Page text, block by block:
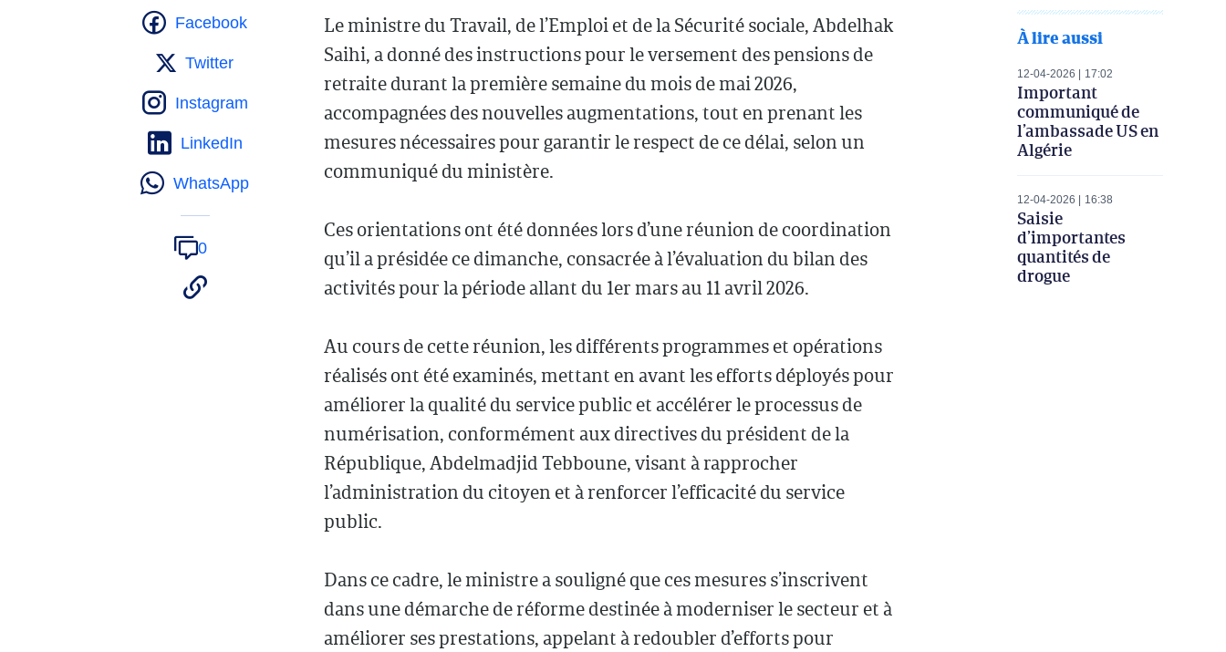
Le ministre du Travail, de l’Emploi et de la Sécurité sociale, Abdelhak
Saihi, a donné des instructions pour le versement des pensions de
retraite durant la première semaine du mois de mai 2026,
accompagnées des nouvelles augmentations, tout en prenant les
mesures nécessaires pour garantir le respect de ce délai, selon un
communiqué du ministère.
Ces orientations ont été données lors d’une réunion de coordination
qu’il a présidée ce dimanche, consacrée à l’évaluation du bilan des
activités pour la période allant du 1er mars au 11 avril 2026.
Au cours de cette réunion, les différents programmes et opérations
réalisés ont été examinés, mettant en avant les efforts déployés pour
améliorer la qualité du service public et accélérer le processus de
numérisation, conformément aux directives du président de la
République, Abdelmadjid Tebboune, visant à rapprocher
l’administration du citoyen et à renforcer l’efficacité du service
public.
Dans ce cadre, le ministre a souligné que ces mesures s’inscrivent
dans une démarche de réforme destinée à moderniser le secteur et à
améliorer ses prestations, appelant à redoubler d’efforts pour
Facebook
Twitter
Instagram
LinkedIn
WhatsApp
0
À lire aussi
12-04-2026 17:02
Important
communiqué de
l’ambassade US en
Algérie
12-04-2026 16:38
Saisie
d’importantes
quantités de
drogue